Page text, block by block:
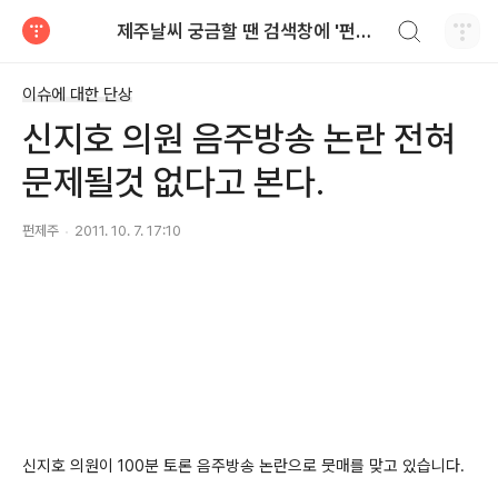
제주날씨 궁금할 땐 검색창에 '펀제주'
이슈에 대한 단상
신지호 의원 음주방송 논란 전혀
문제될것 없다고 본다.
펀제주 2011. 10. 7. 17:10
신지호 의원이 100분 토론 음주방송 논란으로 뭇매를 맞고 있습니다.